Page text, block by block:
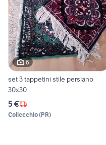
6
set 3 tappetini stile persiano
30x30
5 €
Collecchio(PR)